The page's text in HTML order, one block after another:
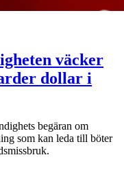
väcker
dollar i
begäran om
som kan leda till böter